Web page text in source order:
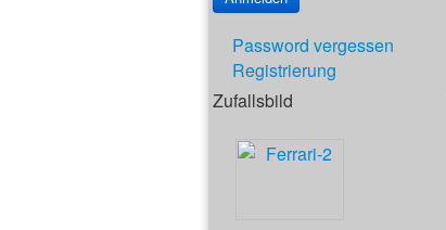
Password vergessen
Registrierung
Zufallsbild